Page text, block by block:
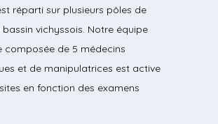
réparti sur plusieurs pôles de
vichyssois. Notre équipe
composée de 5 médecins
et de manipulatrices est active
en fonction des examens